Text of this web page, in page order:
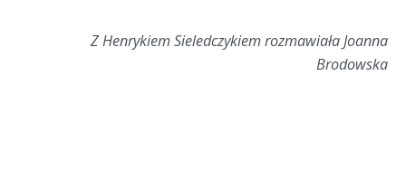
Z Henrykiem Sieledczykiem rozmawiała Joanna
Brodowska